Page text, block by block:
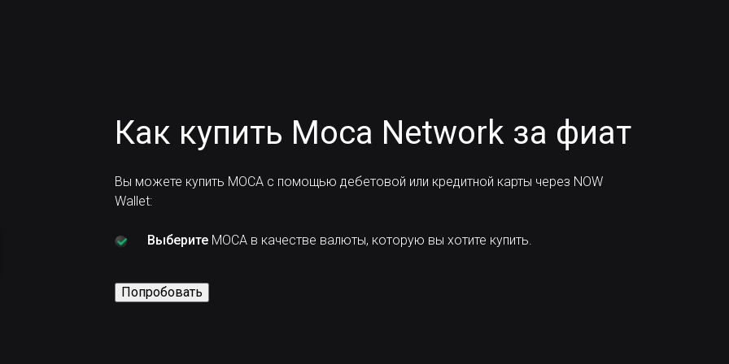
Как купить Moca Network за фиат
Вы можете купить MOCA с помощью дебетовой или кредитной карты через NOW
Wallet:
ВыберитеMOCA в качестве валюты, которую вы хотите купить.
Попробовать